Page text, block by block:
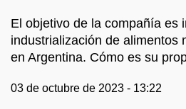
El objetivo de la compañía es
industrialización de alimentos
en Argentina. Cómo es su
03 de octubre de 2023 - 13:22